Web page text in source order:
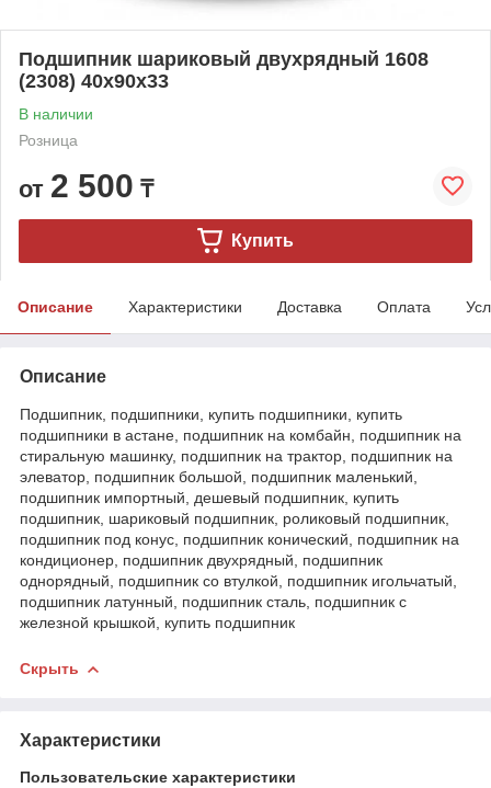
Подшипник шариковый двухрядный 1608
(2308) 40x90x33
В наличии
Розница
от 2 500 ₸
Купить
Описание Характеристики Доставка Оплата
Описание
Подшипник, подшипники, купить подшипники, купить
подшипники в астане, подшипник на комбайн, подшипник на
стиральную машинку, подшипник на трактор, подшипник на
элеватор, подшипник большой, подшипник маленький,
подшипник импортный, дешевый подшипник, купить
подшипник, шариковый подшипник, роликовый подшипник,
подшипник под конус, подшипник конический, подшипник на
кондиционер, подшипник двухрядный, подшипник
однорядный, подшипник со втулкой, подшипник игольчатый,
подшипник латунный, подшипник сталь, подшипник с
железной крышкой, купить подшипник
Скрыть
Характеристики
Пользовательские характеристики